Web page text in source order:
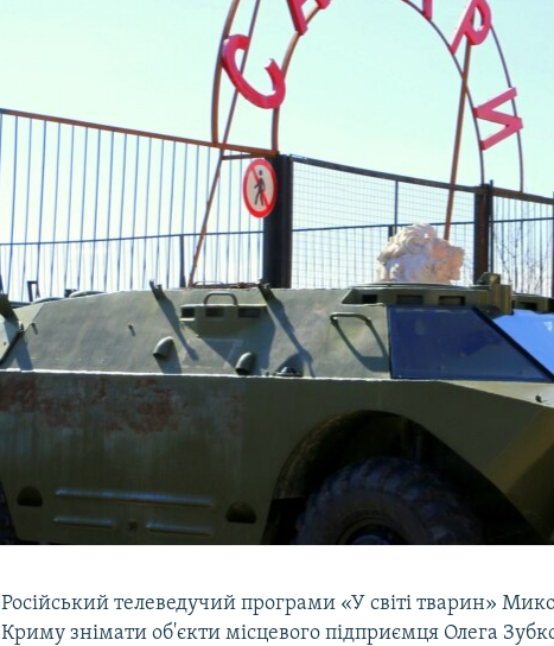
Російський телеведучий програми «У світі тварин»
Криму знімати об'єкти місцевого підприємця Олега